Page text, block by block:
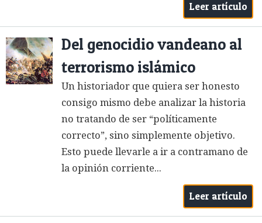
Leer artículo
Del genocidio vandeano al
terrorismo islámico
Un historiador que quiera ser honesto
consigo mismo debe analizar la historia
no tratando de ser “políticamente
correcto”, sino simplemente objetivo.
Esto puede llevarle a ir a contramano de
la opinión corriente...
Leer artículo